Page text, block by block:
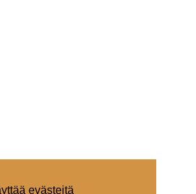
evästeitä